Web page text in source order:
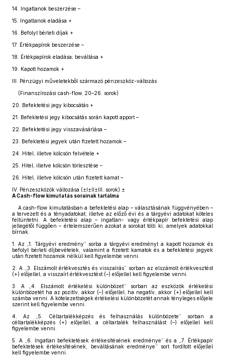
14.
Ingatlanok beszerzése –
15.
Ingatlanok eladása +
16.
Befolyt bérleti díjak +
17. Értékpapírok beszerzése –
18.
Értékpapírok eladása, beváltása +
19.
Kapott hozamok +
III.
Pénzügyi műveletekből származó pénzeszköz-változás
(Finanszírozási cash-flow, 20–26. sorok)
20.
Befektetési jegy kibocsátás +
21.
Befektetési jegy kibocsátás során kapott apport –
22.
Befektetési jegy visszavásárlása –
23.
Befektetési jegyek után fizetett hozamok –
24.
Hitel, illetve kölcsön felvétele +
25.
Hitel, illetve kölcsön törlesztése –
26.
Hitel, illetve kölcsön után fizetett kamat –
IV. Pénzeszközök változása (±I±II±III. sorok) ±
A Cash-flow kimutatás sorainak tartalma
A cash-flow kimutatásban a befektetési alap – választásának függvényében –
a tervezett és a tényadatokat, illetve az előző évi és a tárgyévi adatokat köteles
feltüntetni. A befektetési alap – ingatlan- vagy értékpapír befektetési alap
jellegétől függően – értelemszerűen azokat a sorokat tölti ki, amelyek adatokkal
bírnak.
1.
Az „1. Tárgyévi eredmény” sorba a tárgyévi eredményt a kapott hozamok és
befolyt bérleti díjbevételek, valamint a fizetett kamatok és a befektetési jegyek
után fizetett hozamok nélkül kell figyelembe venni.
2.
A „3. Elszámolt értékvesztés és visszaírás” sorban az elszámolt értékvesztést
(+) előjellel, a visszaírt értékvesztést (–) előjellel kell figyelembe venni.
3.
A „4. Elszámolt értékelési különbözet” sorban az eszközök értékelési
különbözetét ha az pozitív, akkor (–) előjellel, ha negatív, akkor (+) előjellel kell
számba venni. A kötelezettségek értékelési különbözetét annak tényleges előjele
szerint kell figyelembe venni.
4.
Az „5. Céltartalékképzés és felhasználás különbözete” sorban a
céltartalékképzés (+) előjellel, a céltartalék felhasználást (–) előjellel kell
figyelembe venni.
5.
A „6. Ingatlan befektetések értékesítésének eredménye” és a „7. Értékpapír
befektetések értékesítésének, beváltásának eredménye” sort fordított előjellel
kell figyelembe venni.